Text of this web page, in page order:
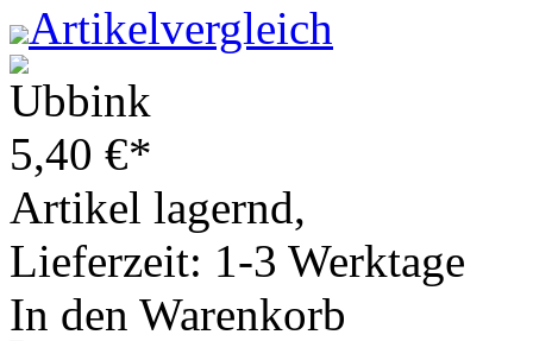
Artikelvergleich
5,40 €*
Artikel lagernd,
Lieferzeit: 1-3 Werktage
In den Warenkorb